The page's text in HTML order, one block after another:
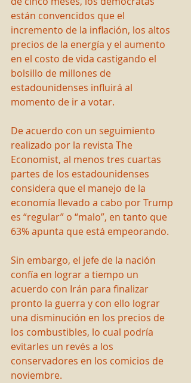
están convencidos que el
incremento de la inflación, los altos
precios de la energía y el aumento
en el costo de vida castigando el
bolsillo de millones de
estadounidenses influirá al
momento de ir a votar.
De acuerdo con un seguimiento
realizado por la revista The
Economist, al menos tres cuartas
partes de los estadounidenses
considera que el manejo de la
economía llevado a cabo por Trump
es “regular” o “malo”, en tanto que
63% apunta que está empeorando.
Sin embargo, el jefe de la nación
confía en lograr a tiempo un
acuerdo con Irán para finalizar
pronto la guerra y con ello lograr
una disminución en los precios de
los combustibles, lo cual podría
evitarles un revés a los
conservadores en los comicios de
noviembre.